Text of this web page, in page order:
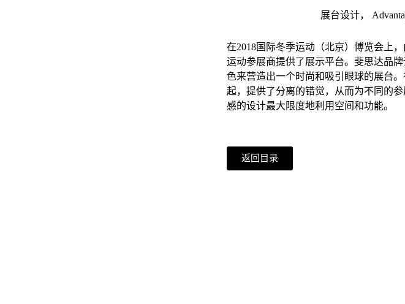
展台设计，
在2018国际冬季运动（北京）博览会上
运动参展商提供了展示平台。斐思达品
色来营造出一个时尚和吸引眼球的展台
起，提供了分离的错觉，从而为不同的
感的设计最大限度地利用空间和功能。
返回目录